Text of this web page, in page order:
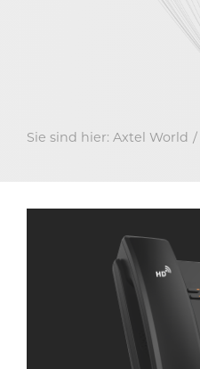
Sie sind hier: Axtel World